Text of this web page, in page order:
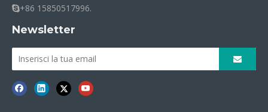
+86 15850517996.
Newsletter